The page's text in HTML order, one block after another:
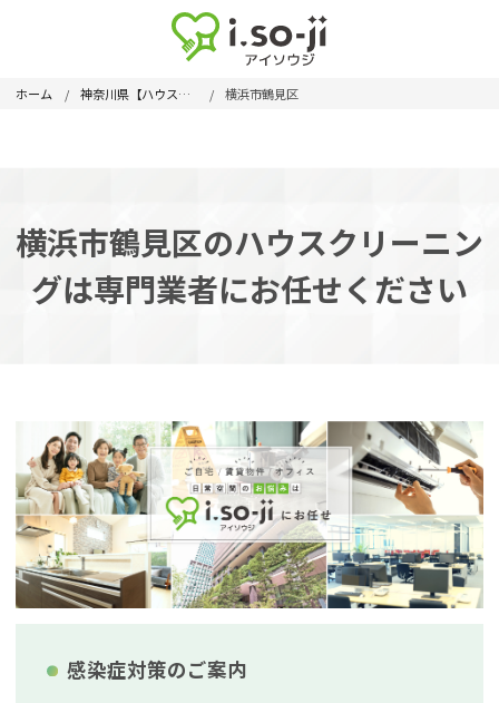
ホーム 神奈川県【ハウスクリーニング】 横浜市鶴見区
横浜市鶴見区のハウスクリーニン
グは専門業者にお任せください
感染症対策のご案内